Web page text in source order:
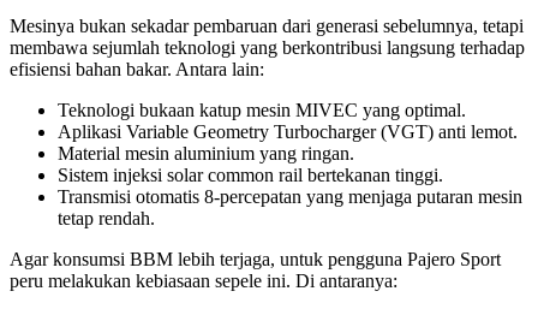
Mesinya bukan sekadar pembaruan dari generasi sebelumnya, tetapi
membawa sejumlah teknologi yang berkontribusi langsung terhadap
efisiensi bahan bakar. Antara lain:
Teknologi bukaan katup mesin MIVEC yang optimal.
Aplikasi Variable Geometry Turbocharger (VGT) anti lemot.
Material mesin aluminium yang ringan.
Sistem injeksi solar common rail bertekanan tinggi.
Transmisi otomatis 8-percepatan yang menjaga putaran mesin
tetap rendah.
Agar konsumsi BBM lebih terjaga, untuk pengguna Pajero Sport
peru melakukan kebiasaan sepele ini. Di antaranya: